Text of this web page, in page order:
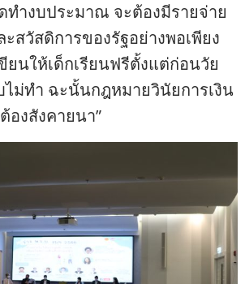
ทำงบประมาณ จะต้องมีรายจ่าย
สวัสดิการของรัฐอย่างพอเพียง
นให้เด็กเรียนฟรีตั้งแต่ก่อนวัย
ไม่ทำ ฉะนั้นกฎหมายวินัยการเงิน
องสังคายนา”